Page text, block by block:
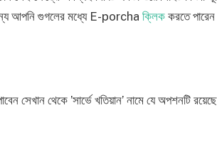
আপনি গুগলের মধ্যে E-porcha ক্লিক করতে
সেখান থেকে ‌’সার্ভে খতিয়ান’ নামে যে অপশনটি